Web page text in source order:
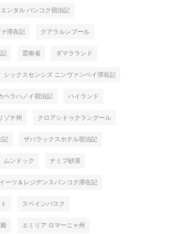
ンタル バンコク宿泊記
滞在記 クアラルンプール
雲南省 ダマラランド
シックスセンシズ ニンヴァンベイ滞在記
ペラハノイ宿泊記 ハイランド
ゾナ州 クロアシドゥクラングール
記 ザバラックスホテル宿泊記
ムンドック ナミブ砂漠
ーツ＆レジデンスバンコク滞在記
スペインバスク
エミリア ロマーニャ州